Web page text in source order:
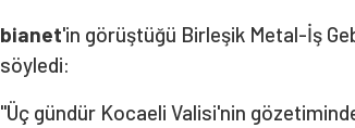
bianet'in görüştüğü Birleşik Metal-İş
söyledi:
"Üç gündür Kocaeli Valisi'nin